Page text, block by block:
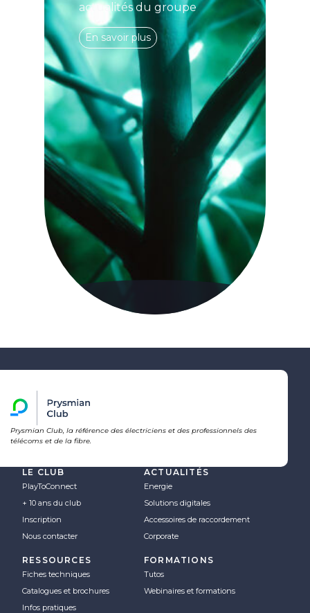
actualités du groupe
En savoir plus
Prysmian Club, la référence des électriciens et des professionnels des
télécoms et de la fibre.
LE CLUB
PlayToConnect
+ 10 ans du club
Inscription
Nous contacter
ACTUALITÉS
Energie
Solutions digitales
Accessoires de raccordement
Corporate
RESSOURCES
Fiches techniques
Catalogues et brochures
Infos pratiques
FORMATIONS
Tutos
Webinaires et formations